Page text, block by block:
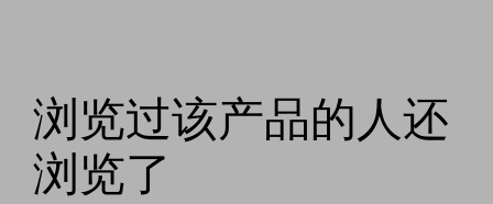
浏览过该产品的人还
浏览了